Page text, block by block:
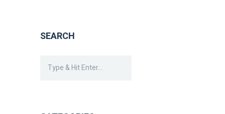
SEARCH